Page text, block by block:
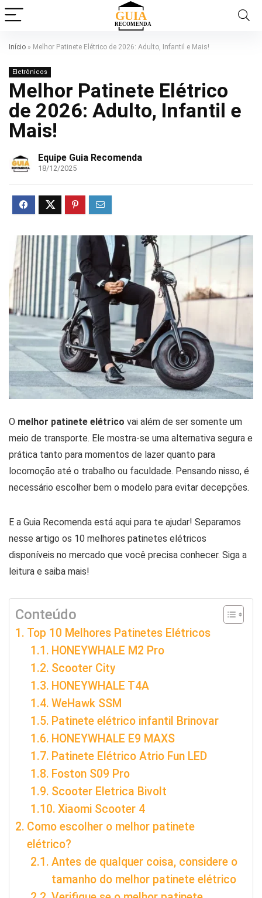
Início » Melhor Patinete Elétrico de 2026: Adulto, Infantil e Mais!
Eletrônicos
Melhor Patinete Elétrico
de 2026: Adulto, Infantil e
Mais!
Equipe Guia Recomenda
18/12/2025
O melhor patinete elétrico vai além de ser somente um
meio de transporte. Ele mostra-se uma alternativa segura e
prática tanto para momentos de lazer quanto para
locomoção até o trabalho ou faculdade. Pensando nisso, é
necessário escolher bem o modelo para evitar decepções.
E a Guia Recomenda está aqui para te ajudar! Separamos
nesse artigo os 10 melhores patinetes elétricos
disponíveis no mercado que você precisa conhecer. Siga a
leitura e saiba mais!
Conteúdo
Top 10 Melhores Patinetes Elétricos
HONEYWHALE M2 Pro
Scooter City
HONEYWHALE T4A
WeHawk SSM
Patinete elétrico infantil Brinovar
HONEYWHALE E9 MAXS
Patinete Elétrico Atrio Fun LED
Foston S09 Pro
Scooter Eletrica Bivolt
Xiaomi Scooter 4
Como escolher o melhor patinete
elétrico?
Antes de qualquer coisa, considere o
tamanho do melhor patinete elétrico